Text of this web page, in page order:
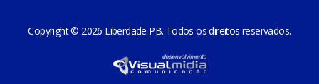
Copyright © 2026 Liberdade PB. Todos os direitos reservados.